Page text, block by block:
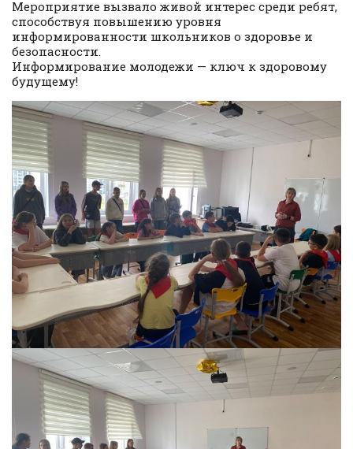
Мероприятие вызвало живой интерес среди ребят,
способствуя повышению уровня
информированности школьников о здоровье и
безопасности.
Информирование молодежи — ключ к здоровому
будущему!